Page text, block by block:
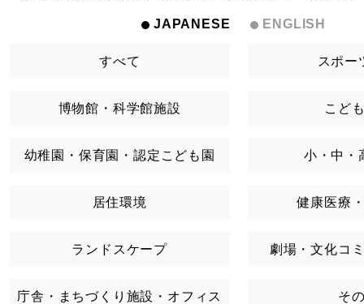
JAPANESE ENGLISH
すべて スポー
博物館・科学館施設 こど
幼稚園・保育園・認定こども園 小・中・
居住環境 健康医療
ランドスケープ 劇場・文化コ
庁舎・まちづくり施設・オフィス そ